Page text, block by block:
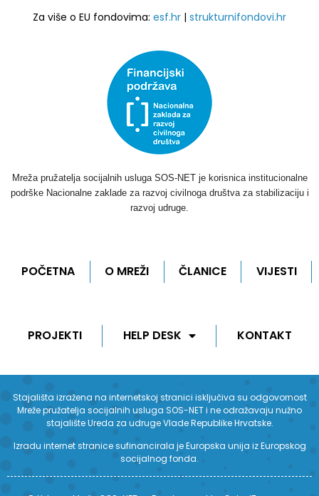
Za više o EU fondovima: esf.hr | strukturnifondovi.hr
Mreža pružatelja socijalnih usluga SOS-NET je korisnica institucionalne
podrške Nacionalne zaklade za razvoj civilnoga društva za stabilizaciju i
razvoj udruge.
POČETNA O MREŽI ČLANICE VIJESTI
PROJEKTI HELP DESK KONTAKT
Stajališta izražena na internetskoj stranici isključiva su odgovornost
Mreže pružatelja socijalnih usluga SOS-NET i ne odražavaju nužno
stajalište Ureda za udruge Vlade Republike Hrvatske.
Izradu internet stranice sufinancirala je Europska unija iz Europskog
socijalnog fonda.